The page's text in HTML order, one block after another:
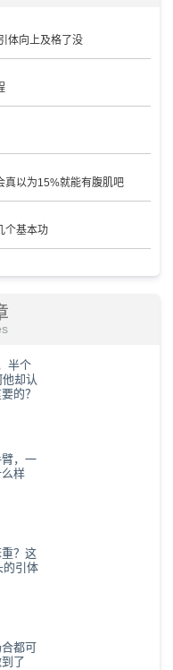
体向上及格了没
真以为15%就能有腹肌吧
个基本功
半个
却认
的？
，一
样
？这
的引体
都可
了